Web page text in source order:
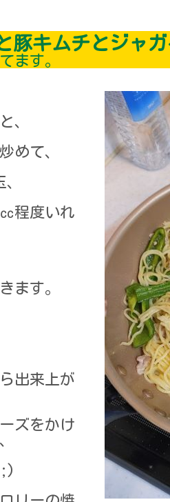
豚キムチとジャ
ます。
、
めて、
程度いれ
ます。
出来上が
ズをかけ